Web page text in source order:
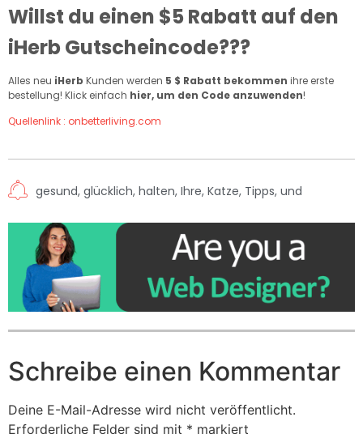
Willst du einen $5 Rabatt auf den
iHerb Gutscheincode???
Alles neu iHerb Kunden werden 5 $ Rabatt bekommen ihre erste
bestellung! Klick einfach hier, um den Code anzuwenden!
Quellenlink : onbetterliving.com
gesund, glücklich, halten, Ihre, Katze, Tipps, und
Schreibe einen Kommentar
Deine E-Mail-Adresse wird nicht veröffentlicht.
Erforderliche Felder sind mit * markiert